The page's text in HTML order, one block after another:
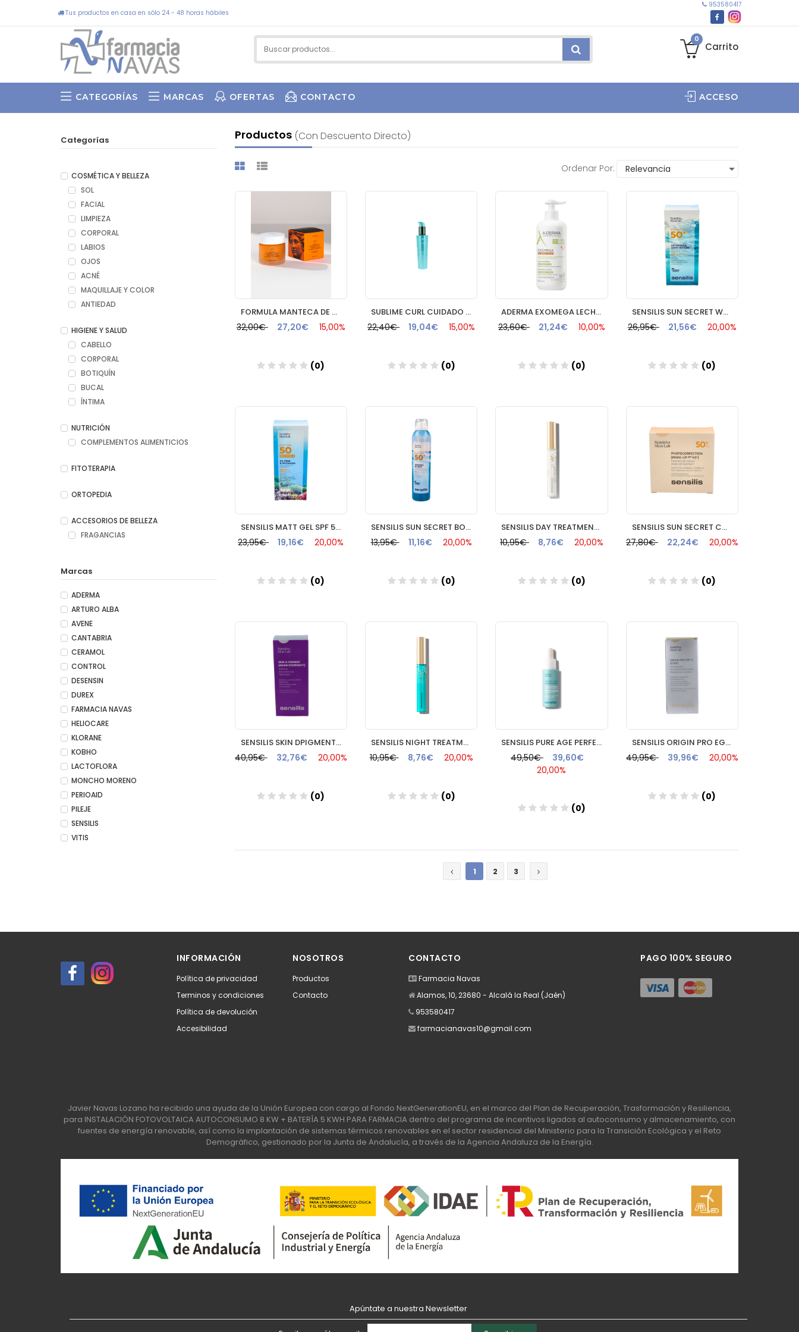
Tus productos en casa en sólo 24 - 48 horas hábiles
953580417
0
Carrito
CATEGORÍAS MARCAS OFERTAS CONTACTO ACCESO
Productos (con Descuento Directo)
Ordenar Por:
FORMULA MANTECA DE PRIMERA LIMPIEZA Y DESMANQUILLANTE A LA RESINA DE PIMENTON 125ML ARUTOR ALBA
32,00€ 27,20€ 15,00%
(0)
SUBLIME CURL CUIDADO NUTRIACTIVADOR SIN ACLARADO RENE FURTER
22,40€ 19,04€ 15,00%
(0)
ADERMA EXOMEGA LECHE EMOLIENTE 400 ML
23,60€ 21,24€ 10,00%
(0)
SENSILIS SUN SECRET WATERFLUID 50+
26,95€ 21,56€ 20,00%
(0)
SENSILIS MATT GEL SPF 50 INVISIBLE 1 TUBO 40 ML
23,95€ 19,16€ 20,00%
(0)
SENSILIS SUN SECRET BODY SPRAY SPF 50+
13,95€ 11,16€ 20,00%
(0)
SENSILIS DAY TREATMENT MASCARA 1 FRASCO 12 ML
10,95€ 8,76€ 20,00%
(0)
SENSILIS SUN SECRET COMPACTO SPF 50+ 01.NATURAL ROSE
27,80€ 22,24€ 20,00%
(0)
SENSILIS SKIN DPIGMENT AHA10 OVERNIGHT 1 ENVASE 30 ML
40,95€ 32,76€ 20,00%
(0)
SENSILIS NIGHT TREATMENT MASCARA 1 FRASCO 12 ML
10,95€ 8,76€ 20,00%
(0)
SENSILIS PURE AGE PERFECTION CICACNE SERUM 1 FRASCO 30 ML
49,50€
39,60€
20,00%
(0)
SENSILIS ORIGIN PRO EGF5 CONTORNO DE OJOS 15 ML
49,95€ 39,96€ 20,00%
(0)
1 2 3
Categorías
COSMÉTICA Y BELLEZA
SOL
FACIAL
LIMPIEZA
CORPORAL
LABIOS
OJOS
ACNÉ
MAQUILLAJE Y COLOR
ANTIEDAD
HIGIENE Y SALUD
CABELLO
CORPORAL
BOTIQUÍN
BUCAL
ÍNTIMA
NUTRICIÓN
COMPLEMENTOS ALIMENTICIOS
FITOTERAPIA
ORTOPEDIA
ACCESORIOS DE BELLEZA
FRAGANCIAS
Marcas
ADERMA
ARTURO ALBA
AVENE
CANTABRIA
CERAMOL
CONTROL
DESENSIN
DUREX
FARMACIA NAVAS
HELIOCARE
KLORANE
KOBHO
LACTOFLORA
MONCHO MORENO
PERIOAID
PILEJE
SENSILIS
VITIS
INFORMACIÓN
Política de privacidad
Terminos y condiciones
Política de devolución
Accesibilidad
NOSOTROS
Productos
Contacto
CONTACTO
Farmacia Navas
Alamos, 10, 23680 - Alcalá la Real (Jaén)
953580417
farmacianavas10@gmail.com
PAGO 100% SEGURO
Javier Navas Lozano ha recibido una ayuda de la Unión Europea con cargo al Fondo NextGenerationEU, en el marco del Plan de Recuperación, Trasformación y Resiliencia,
para INSTALACIÓN FOTOVOLTAICA AUTOCONSUMO 8 KW + BATERÍA 5 KWH PARA FARMACIA dentro del programa de incentivos ligados al autoconsumo y almacenamiento, con
fuentes de energía renovable, así como la implantación de sistemas térmicos renovables en el sector residencial del Ministerio para la Transición Ecológica y el Reto
Demográfico, gestionado por la Junta de Andalucía, a través de la Agencia Andaluza de la Energía.
Apúntate a nuestra Newsletter